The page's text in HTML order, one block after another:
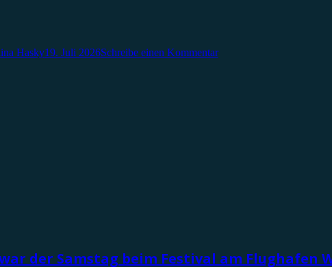
Hasky19. Juli 2026Schreibe einen Kommentar
war der Samstag beim Festival am Flughafen